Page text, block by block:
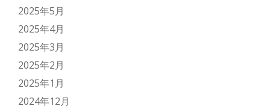
2025年5月
2025年4月
2025年3月
2025年2月
2025年1月
2024年12月